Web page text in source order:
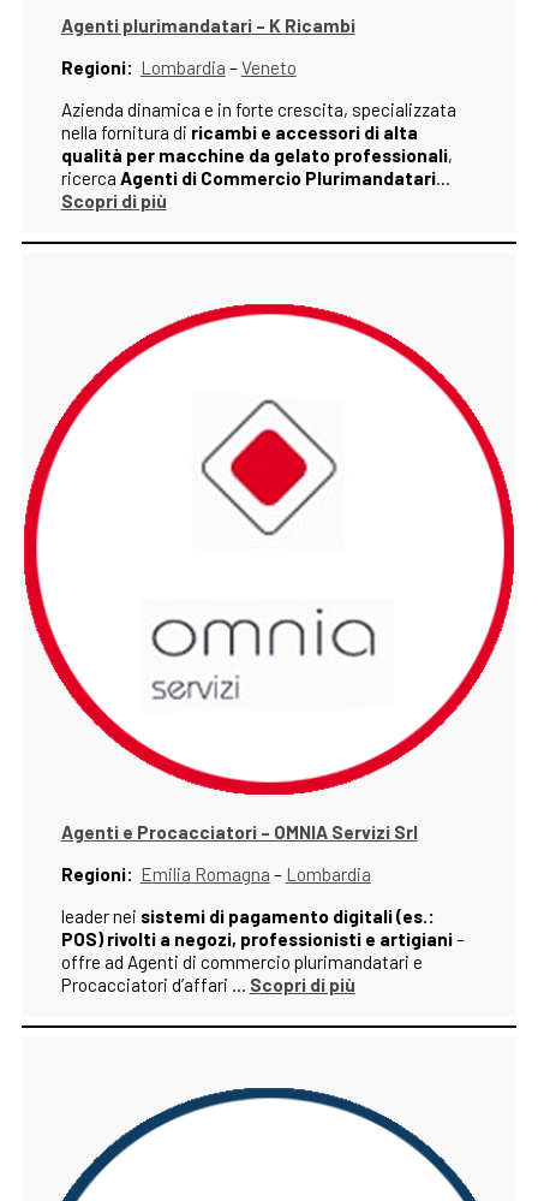
Agenti plurimandatari – K Ricambi
Regioni: Lombardia –Veneto
Azienda dinamica e in forte crescita, specializzata
nella fornitura di ricambi e accessori di alta
qualità per macchine da gelato professionali,
ricerca Agenti di Commercio Plurimandatari…
Scopri di più
Agenti e Procacciatori – OMNIA Servizi Srl
Regioni: Emilia Romagna – Lombardia
leader nei sistemi di pagamento digitali (es.:
POS) rivolti a negozi, professionisti e artigiani–
offre ad Agenti di commercio plurimandatari e
Procacciatori d’affari … Scopri di più